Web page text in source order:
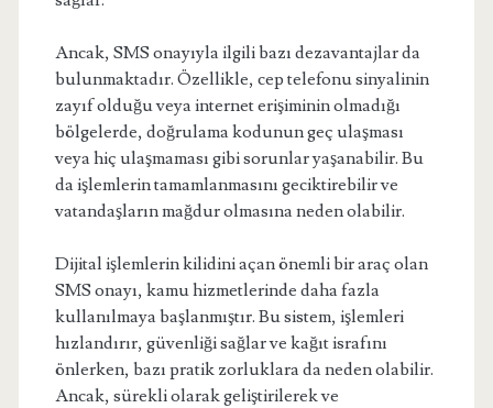
Ancak, SMS onayıyla ilgili bazı dezavantajlar da
bulunmaktadır. Özellikle, cep telefonu sinyalinin
zayıf olduğu veya internet erişiminin olmadığı
bölgelerde, doğrulama kodunun geç ulaşması
veya hiç ulaşmaması gibi sorunlar yaşanabilir. Bu
da işlemlerin tamamlanmasını geciktirebilir ve
vatandaşların mağdur olmasına neden olabilir.
Dijital işlemlerin kilidini açan önemli bir araç olan
SMS onayı, kamu hizmetlerinde daha fazla
kullanılmaya başlanmıştır. Bu sistem, işlemleri
hızlandırır, güvenliği sağlar ve kağıt israfını
önlerken, bazı pratik zorluklara da neden olabilir.
Ancak, sürekli olarak geliştirilerek ve